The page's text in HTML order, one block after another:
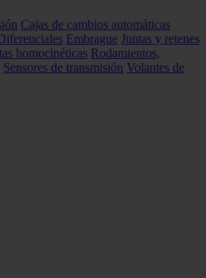
Cajas de cambios automáticas
Embrague Juntas y retenes
homocinéticas Rodamientos,
Sensores de transmisión Volantes de